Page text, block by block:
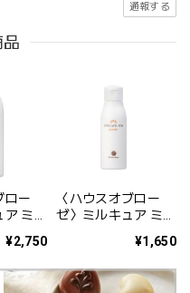
通報する
品
ロー
ミー
¥2,750
〈ハウスオブロー
ゼ〉ミルキュア ミー
¥1,650